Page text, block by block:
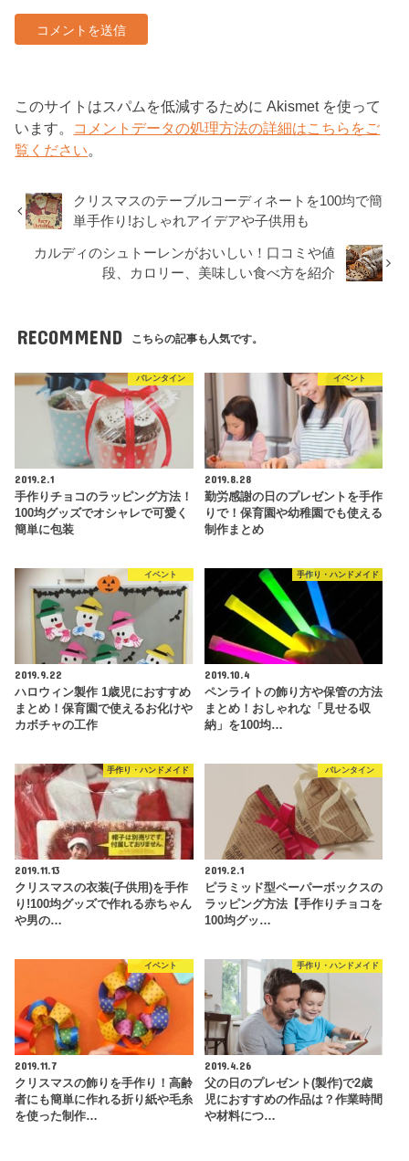
このサイトはスパムを低減するために Akismet を使って
います。 コメントデータの処理方法の詳細はこちらをご
覧ください。
クリスマスのテーブルコーディネートを100均で簡
単手作り!おしゃれアイデアや子供用も
カルディのシュトーレンがおいしい！口コミや値
段、カロリー、美味しい食べ方を紹介
RECOMMEND こちらの記事も人気です。
バレンタイン
2019.2.1
手作りチョコのラッピング方法！
100均グッズでオシャレで可愛く
簡単に包装
イベント
2019.8.28
勤労感謝の日のプレゼントを手作
りで！保育園や幼稚園でも使える
制作まとめ
イベント
2019.9.22
ハロウィン製作 1歳児におすすめ
まとめ！保育園で使えるお化けや
カボチャの工作
手作り・ハンドメイド
2019.10.4
ペンライトの飾り方や保管の方法
まとめ！おしゃれな「見せる収
納」を100均…
手作り・ハンドメイド
2019.11.13
クリスマスの衣装(子供用)を手作
り!100均グッズで作れる赤ちゃん
や男の…
バレンタイン
2019.2.1
ピラミッド型ペーパーボックスの
ラッピング方法【手作りチョコを
100均グッ…
イベント
2019.11.7
クリスマスの飾りを手作り！高齢
者にも簡単に作れる折り紙や毛糸
を使った制作…
手作り・ハンドメイド
2019.4.26
父の日のプレゼント(製作)で2歳
児におすすめの作品は？作業時間
や材料につ…